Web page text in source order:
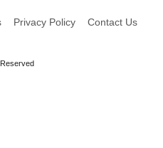
Privacy Policy Contact Us